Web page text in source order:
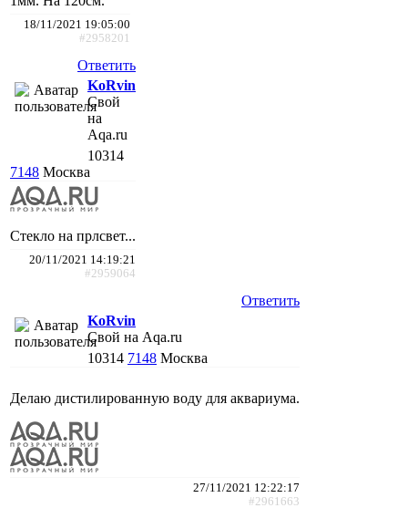
18/11/2021 19:05:00
#2958201
Ответить
KoRvin
Свой
на
Aqa.ru
10314
7148 Москва
Стекло на прлсвет...
20/11/2021 14:19:21
#2959064
Ответить
KoRvin
Свой на Aqa.ru
10314 7148 Москва
Делаю дистилированную воду для аквариума.
27/11/2021 12:22:17
#2961663